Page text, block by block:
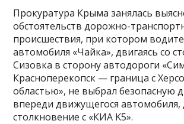
Прокуратура Крыма занялась
обстоятельств дорожно-
происшествия, при котором
автомобиля «Чайка», двигаясь со
Сизовка в сторону автодороги
Красноперекопск — граница с
областью», не выбрал безопасную
впереди движущегося автомобиля,
столкновение с «КИА K5».